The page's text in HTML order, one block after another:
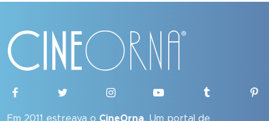
Em 2011 estreava o CineOrna. Um portal de